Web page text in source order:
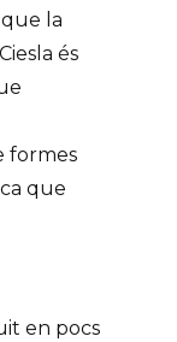
la
és
formes
que
en pocs